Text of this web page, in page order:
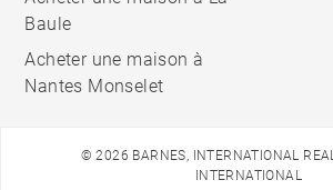
Baule
Acheter une maison à
Nantes Monselet
© 2026 BARNES, INTERNATIONAL
INTERNATIONAL